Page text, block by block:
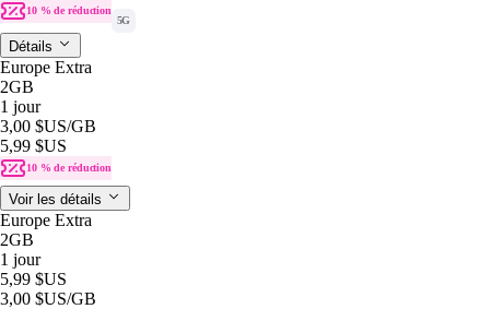
10 % de réduction
5G
Détails
Europe Extra
2GB
1 jour
3,00 $US/GB
5,99 $US
10 % de réduction
Voir les détails
Europe Extra
2GB
1 jour
5,99 $US
3,00 $US/GB